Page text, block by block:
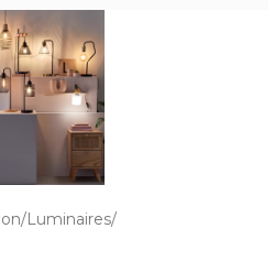
Luminaires